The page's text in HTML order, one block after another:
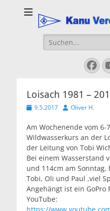
Suchen
nach:
Loisach 1981 –
Veröffentlicht
9.5.2017 AutorOliver H.
Am Wochenende vom 6-
Wildwasserkurs an der
der Leitung von Tobi
Bei einem Wasserstand
und 114cm am Sonntag,
Tobi, Oli und Paul ,viel
Angehängt ist ein GoPro
YouTube:
https://